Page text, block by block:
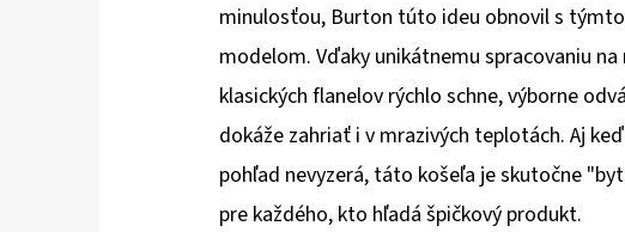
produktu
je
1,0
z
5
hviezdičiek.
minulosťou, Burton túto ideu obnovil s
modelom. Vďaky unikátnemu spracovaniu
klasických flanelov rýchlo schne, výborne
dokáže zahriať i v mrazivých teplotách. Aj
pohľad nevyzerá, táto košeľa je skutočne
pre každého, kto hľadá špičkový produkt.